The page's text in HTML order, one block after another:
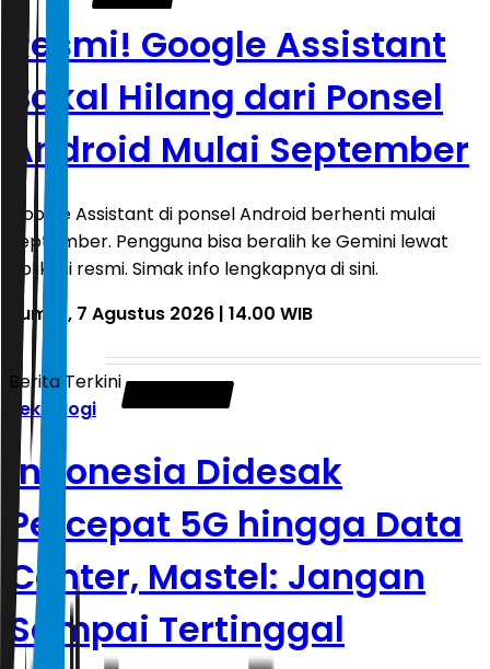
Resmi! Google Assistant
Bakal Hilang dari Ponsel
Android Mulai September
Google Assistant di ponsel Android berhenti mulai
September. Pengguna bisa beralih ke Gemini lewat
aplikasi resmi. Simak info lengkapnya di sini.
Jumat, 7 Agustus 2026 | 14.00 WIB
Berita Terkini
Teknologi
Indonesia Didesak
Percepat 5G hingga Data
Center, Mastel: Jangan
Sampai Tertinggal